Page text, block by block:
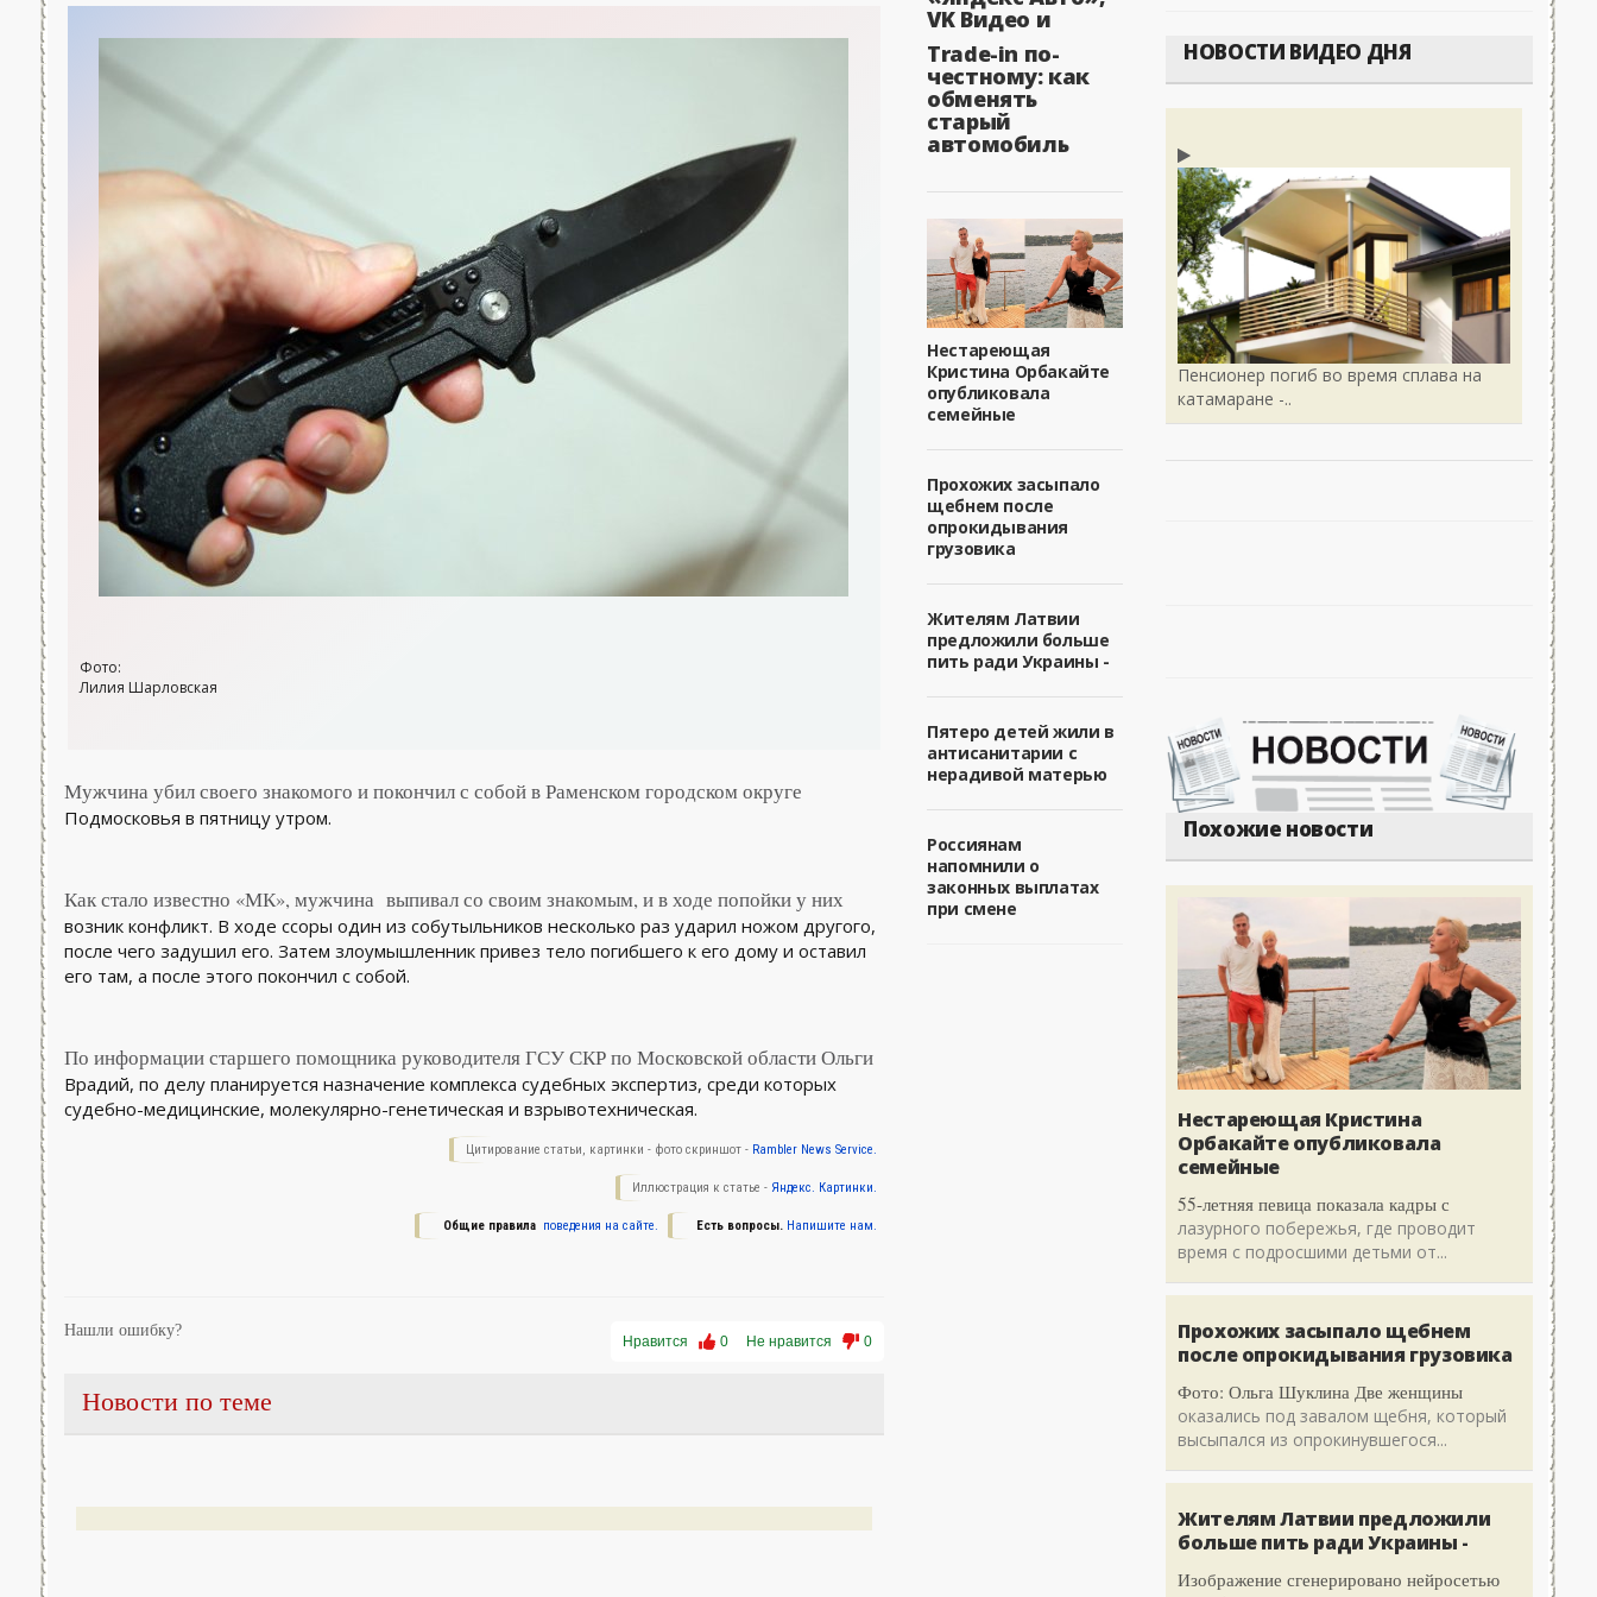
Фото:
Лилия Шарловская
Мужчина убил своего знакомого и покончил с собой в Раменском городском округе
Подмосковья в пятницу утром.
Как стало известно «МК», мужчина выпивал со своим знакомым, и в ходе попойки у них
возник конфликт. В ходе ссоры один из собутыльников несколько раз ударил ножом другого,
после чего задушил его. Затем злоумышленник привез тело погибшего к его дому и оставил
его там, а после этого покончил с собой.
По информации старшего помощника руководителя ГСУ СКР по Московской области Ольги
Врадий, по делу планируется назначение комплекса судебных экспертиз, среди которых
судебно-медицинские, молекулярно-генетическая и взрывотехническая.
Цитирование статьи, картинки - фото скриншот - Rambler News Service.
Иллюстрация к статье - Яндекс. Картинки.
Есть вопросы. Напишите нам.
Общие правила поведения на сайте.
Нравится 0 Не нравится 0
Нашли ошибку?
Новости по теме
VK Видео и
Trade-in по-
честному: как
обменять
старый
автомобиль
Нестареющая
Кристина Орбакайте
опубликовала
семейные
Прохожих засыпало
щебнем после
опрокидывания
грузовика
Жителям Латвии
предложили больше
пить ради Украины -
Пятеро детей жили в
антисанитарии с
нерадивой матерью
Россиянам
напомнили о
законных выплатах
при смене
НОВОСТИ ВИДЕО ДНЯ
Пенсионер погиб во время сплава на
катамаране -..
Похожие новости
Нестареющая Кристина
Орбакайте опубликовала
семейные
55-летняя певица показала кадры с
лазурного побережья, где проводит
время с подросшими детьми от...
Прохожих засыпало щебнем
после опрокидывания грузовика
Фото: Ольга Шуклина Две женщины
оказались под завалом щебня, который
высыпался из опрокинувшегося...
Жителям Латвии предложили
больше пить ради Украины -
Изображение сгенерировано нейросетью